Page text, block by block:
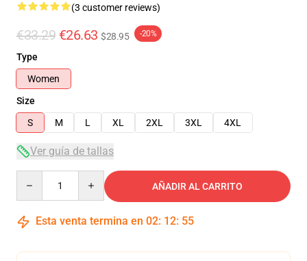
(3 customer reviews)
€33.29 €26.63 $28.95 -20%
Type
Women
Size
S
M L XL 2XL 3XL 4XL
Ver guía de tallas
AÑADIR AL CARRITO
Esta venta termina en 02: 12: 54